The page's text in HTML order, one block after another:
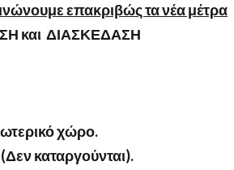
επακριβώς τα νέα μέτρα
και ΔΙΑΣΚΕΔΑΣΗ
χώρο.
καταργούνται).